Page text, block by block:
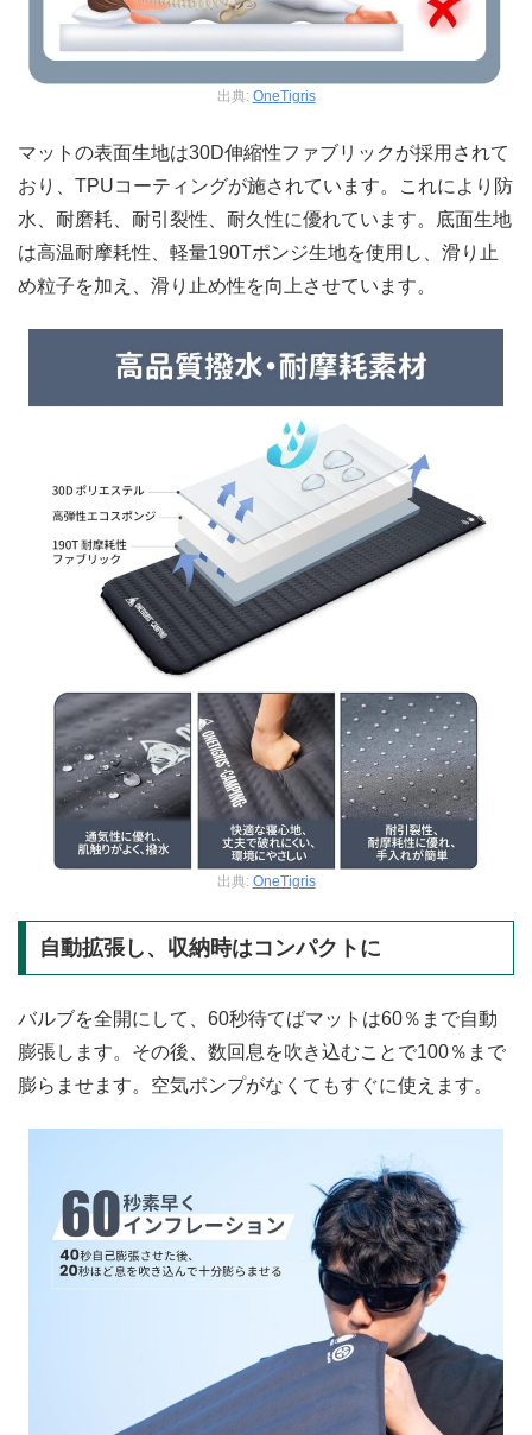
出典: OneTigris
マットの表面生地は30D伸縮性ファブリックが採用されて
おり、TPUコーティングが施されています。これにより防
水、耐磨耗、耐引裂性、耐久性に優れています。底面生地
は高温耐摩耗性、軽量190Tポンジ生地を使用し、滑り止
め粒子を加え、滑り止め性を向上させています。
出典: OneTigris
自動拡張し、収納時はコンパクトに
バルブを全開にして、60秒待てばマットは60％まで自動
膨張します。その後、数回息を吹き込むことで100％まで
膨らませます。空気ポンプがなくてもすぐに使えます。